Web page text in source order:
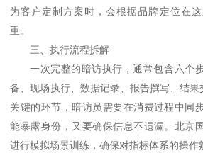
为客户定制方案时，会根据品牌定位在
重。
三、执行流程拆解
一次完整的暗访执行，通常包含六个
备、现场执行、数据记录、报告撰写、结果
关键的环节，暗访员需要在消费过程中同
能暴露身份，又要确保信息不遗漏。北京
进行模拟场景训练，确保对指标体系的操作